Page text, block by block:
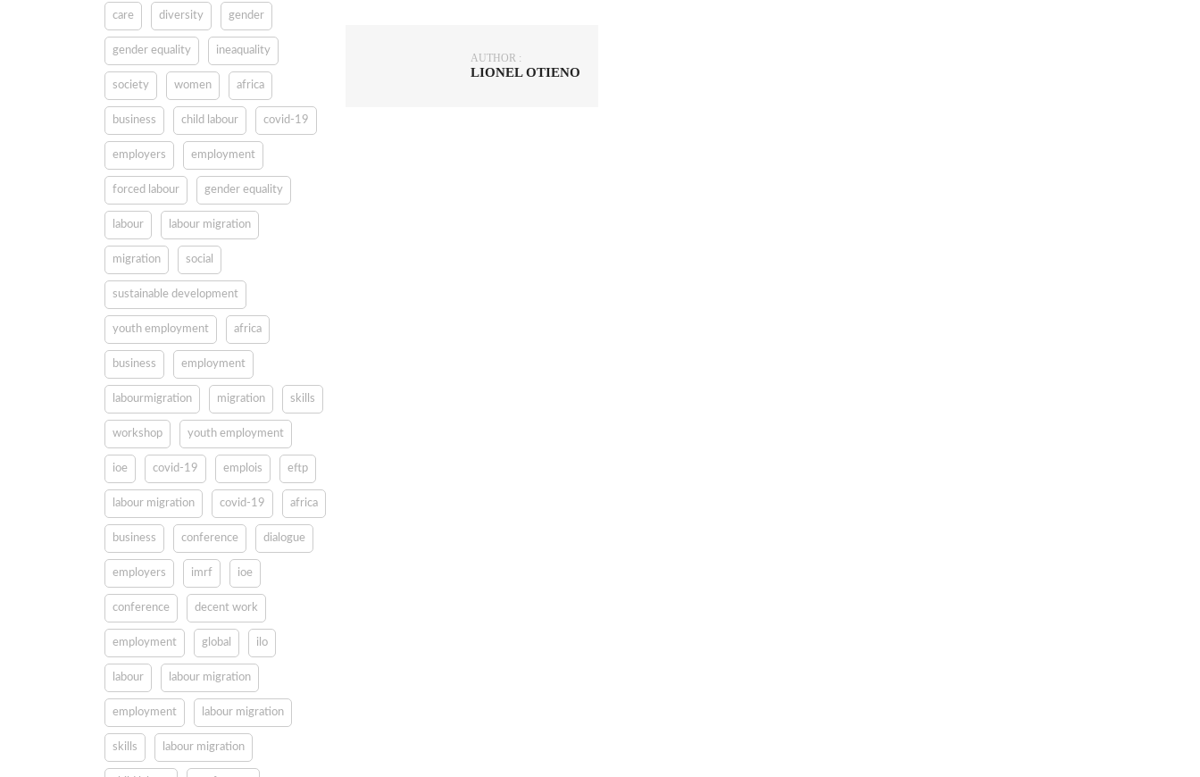
care diversity gender
gender equality ineaquality
society women africa
business child labour covid-19
employers employment
forced labour gender equality
labour labour migration
migration social
sustainable development
youth employment africa
business employment
labourmigration migration skills
workshop youth employment
ioe covid-19 emplois eftp
labour migration covid-19 africa
business conference dialogue
employers imrf ioe
conference decent work
employment global ilo
labour labour migration
employment labour migration
skills labour migration
AUTHOR :
LIONEL OTIENO